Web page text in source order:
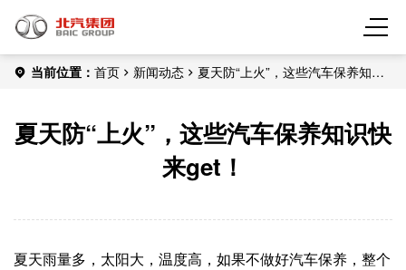
当前位置： 首页 新闻动态
夏天防“上火”，这些汽车保养知识
夏天防“上火”，这些汽车保养知识快
来get！
夏天雨量多，太阳大，温度高，如果不做好汽车保养，整个